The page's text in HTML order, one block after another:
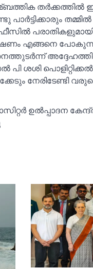
തര്‍ക്കത്തില്‍
തമ്മില്‍
എങ്ങനെ
ശശി
നേരിടേണ്ടി
ഉല്‍പ്പാദന